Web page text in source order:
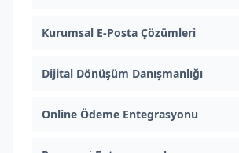
Kurumsal E-Posta Çözümleri
Dijital Dönüşüm Danışmanlığı
Online Ödeme Entegrasyonu